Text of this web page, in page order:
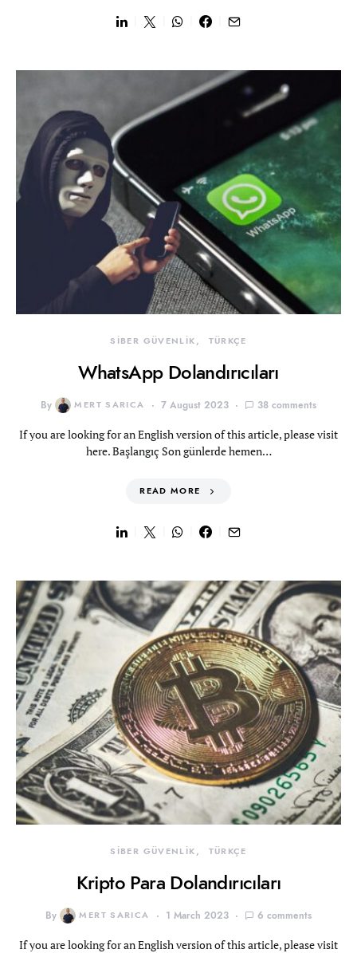
SİBER GÜVENLİK TÜRKÇE
WhatsApp Dolandırıcıları
By MERT SARICA 7 August 2023 38 comments
If you are looking for an English version of this article, please visit
here. Başlangıç Son günlerde hemen…
READ MORE
SİBER GÜVENLİK TÜRKÇE
Kripto Para Dolandırıcıları
By MERT SARICA 1 March 2023 6 comments
If you are looking for an English version of this article, please visit